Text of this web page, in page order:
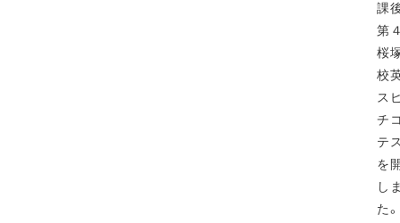
課
第
桜
校
ス
チ
テ
を
し
た